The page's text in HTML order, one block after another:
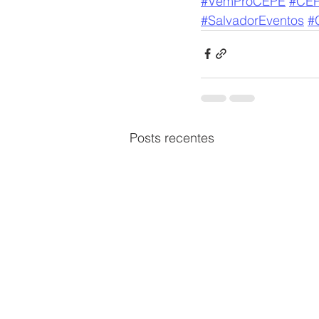
#SalvadorEventos
Posts recentes